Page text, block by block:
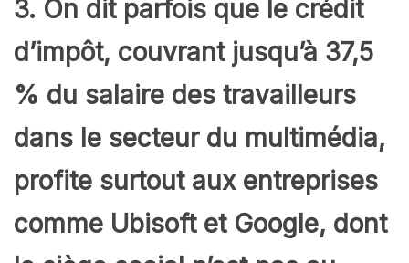
3. On dit parfois que le crédit
d’impôt, couvrant jusqu’à 37,5
% du salaire des travailleurs
dans le secteur du multimédia,
profite surtout aux entreprises
comme Ubisoft et Google, dont